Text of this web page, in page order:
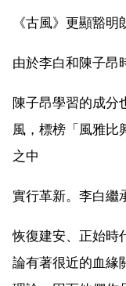
《古風》更顯豁明
由於李白和陳子昂
陳子昂學習的成分
風，標榜「風雅比
之中
實行革新。李白繼
恢復建安、正始時
論有著很近的血緣